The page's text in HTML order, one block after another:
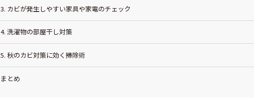
3. カビが発生しやすい家具や家電のチェック
4. 洗濯物の部屋干し対策
5. 秋のカビ対策に効く掃除術
まとめ